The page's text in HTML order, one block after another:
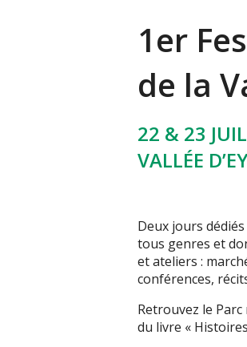
1er
de la
22 & 23
VALLÉE
Deux jours
tous genres et
et ateliers :
conférences,
Retrouvez le
du livre «